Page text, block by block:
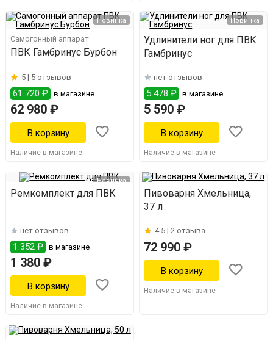
Новинка
Самогонный аппарат
ПВК Гамбринус Бурбон
5 | 5 отзывов
61 720 ₽ в магазине
62 980 ₽
Наличие в магазине
Новинка
Удлинители ног для ПВК
Гамбринус
нет отзывов
5 478 ₽ в магазине
5 590 ₽
Наличие в магазине
Новинка
Ремкомплект для ПВК
нет отзывов
1 352 ₽ в магазине
1 380 ₽
Наличие в магазине
Пивоварня Хмельница,
37 л
4.5 |2 отзыва
72 990 ₽
Наличие в магазине